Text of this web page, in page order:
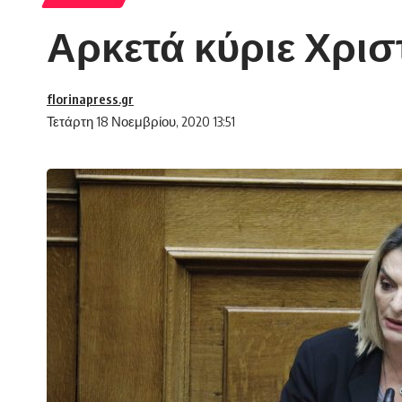
Αρκετά κύριε
Τετάρτη 18 Νοεμβρίου, 2020 13:51
florinapress.gr